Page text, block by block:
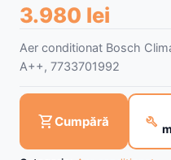
3.980 lei
Aer conditionat Bosch
A++, 7733701992
shopping_cartCumpără build